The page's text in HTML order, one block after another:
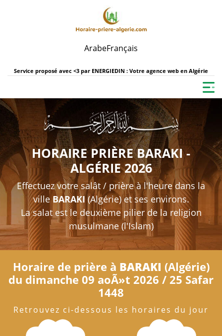
ArabeFrançais
Service proposé avec <3 par ENERGIEDIN : Votre agence web en Algérie
HORAIRE PRIÈRE BARAKI -
ALGÉRIE 2026
Effectuez votre salât / prière à l'heure dans la
villeBARAKI(Algérie) et ses environs.
La salat est le deuxième pilier de la religion
musulmane (l'Islam)
Horaire de prière à BARAKI (Algérie)
du dimanche 09 aoÃ»t 2026 / 25 Safar
1448
Retrouvez ci-dessous les horaires du jour